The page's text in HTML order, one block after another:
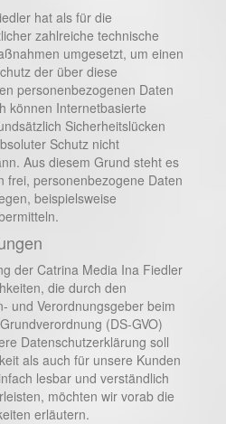
hat als für die
zahlreiche technische
umgesetzt, um einen
der über diese
personenbezogenen Daten
können Internetbasierte
Sicherheitslücken
Schutz nicht
Aus diesem Grund steht es
frei, personenbezogene Daten
beispielsweise
der Catrina Media Ina Fiedler
die durch den
und Verordnungsgeber beim
(DS-GVO)
Datenschutzerklärung soll
als auch für unsere Kunden
lesbar und verständlich
möchten wir vorab die
erläutern.